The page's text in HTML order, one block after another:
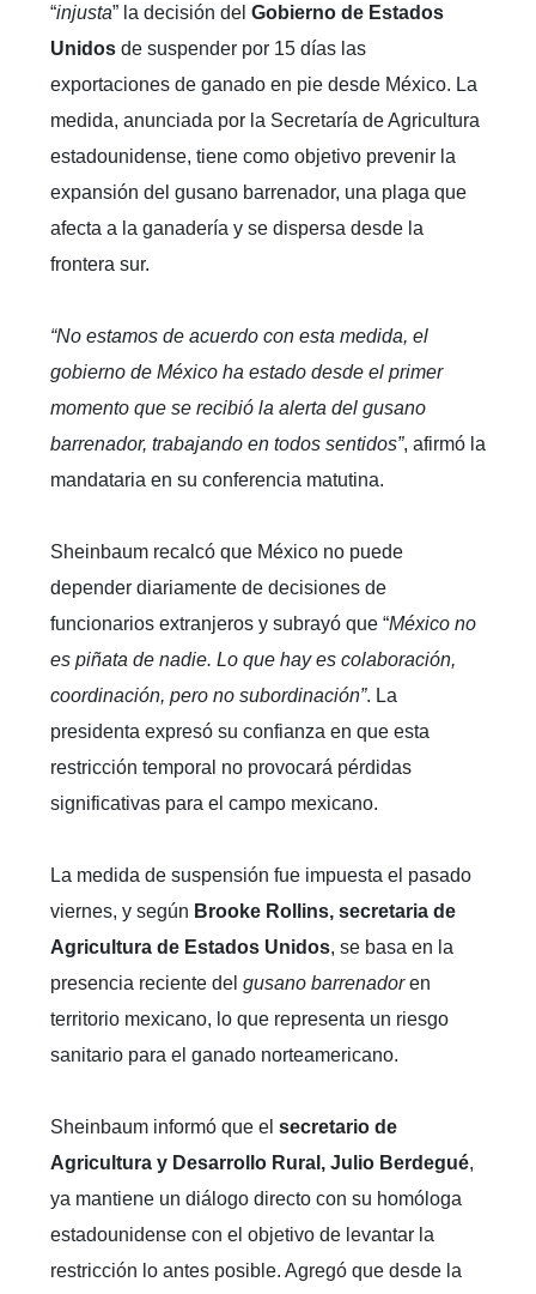
“injusta” la decisión del Gobierno de Estados
Unidos de suspender por 15 días las
exportaciones de ganado en pie desde México. La
medida, anunciada por la Secretaría de Agricultura
estadounidense, tiene como objetivo prevenir la
expansión del gusano barrenador, una plaga que
afecta a la ganadería y se dispersa desde la
frontera sur.
“No estamos de acuerdo con esta medida, el
gobierno de México ha estado desde el primer
momento que se recibió la alerta del gusano
barrenador, trabajando en todos sentidos”, afirmó la
mandataria en su conferencia matutina.
Sheinbaum recalcó que México no puede
depender diariamente de decisiones de
funcionarios extranjeros y subrayó que “México no
es piñata de nadie. Lo que hay es colaboración,
coordinación, pero no subordinación”. La
presidenta expresó su confianza en que esta
restricción temporal no provocará pérdidas
significativas para el campo mexicano.
La medida de suspensión fue impuesta el pasado
viernes, y según Brooke Rollins, secretaria de
Agricultura de Estados Unidos, se basa en la
presencia reciente del gusano barrenadoren
territorio mexicano, lo que representa un riesgo
sanitario para el ganado norteamericano.
Sheinbaum informó que el secretario de
Agricultura y Desarrollo Rural, Julio Berdegué,
ya mantiene un diálogo directo con su homóloga
estadounidense con el objetivo de levantar la
restricción lo antes posible. Agregó que desde la